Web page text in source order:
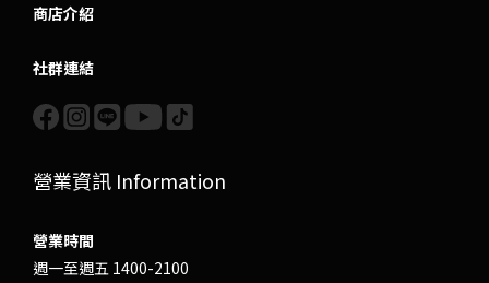
商店介紹
社群連結
營業資訊 Information
營業時間
週一至週五 1400-2100